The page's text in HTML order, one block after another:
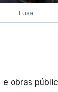
Lusa
obras